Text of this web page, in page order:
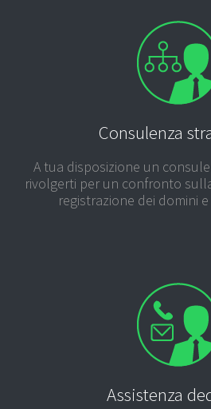
Consulenza
A tua disposizione un
rivolgerti per un confronto
registrazione dei domini
Assistenza